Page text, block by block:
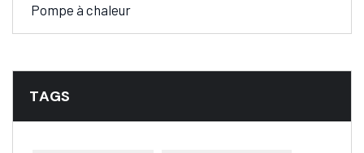
Pompe à chaleur
TAGS